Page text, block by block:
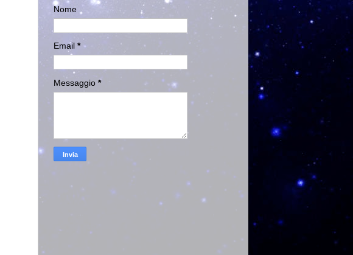
Nome
Email *
Messaggio *